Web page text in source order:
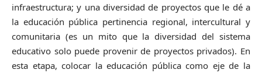
infraestructura; y una diversidad de proyectos que le dé a
la educación pública pertinencia regional, intercultural y
comunitaria (es un mito que la diversidad del sistema
educativo solo puede provenir de proyectos privados). En
esta etapa, colocar la educación pública como eje de la